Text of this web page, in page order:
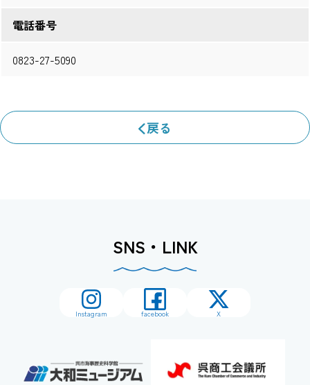
電話番号
0823-27-5090
戻る
SNS・LINK
Instagram facebook X